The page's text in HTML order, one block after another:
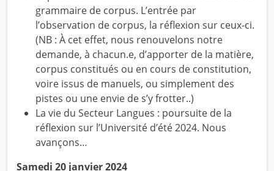
grammaire de corpus. L’entrée par
l’observation de corpus, la réflexion sur ceux-ci.
(NB : À cet effet, nous renouvelons notre
demande, à chacun.e, d’apporter de la matière,
corpus constitués ou en cours de constitution,
voire issus de manuels, ou simplement des
pistes ou une envie de s’y frotter..)
La vie du Secteur Langues : poursuite de la
réflexion sur l’Université d’été 2024. Nous
avançons…
Samedi 20 janvier 2024